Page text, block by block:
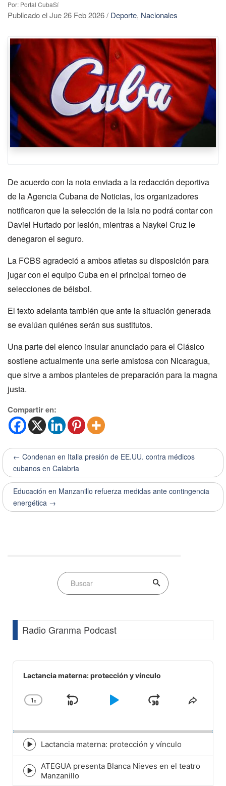
Por: Portal CubaSí
Publicado el Jue 26 Feb 2026/ Deporte, Nacionales
De acuerdo con la nota enviada a la redacción deportiva
de la Agencia Cubana de Noticias, los organizadores
notificaron que la selección de la isla no podrá contar con
Daviel Hurtado por lesión, mientras a Naykel Cruz le
denegaron el seguro.
La FCBS agradeció a ambos atletas su disposición para
jugar con el equipo Cuba en el principal torneo de
selecciones de béisbol.
El texto adelanta también que ante la situación generada
se evalúan quiénes serán sus sustitutos.
Una parte del elenco insular anunciado para el Clásico
sostiene actualmente una serie amistosa con Nicaragua,
que sirve a ambos planteles de preparación para la magna
justa.
Compartir en:
← Condenan en Italia presión de EE.UU. contra médicos
cubanos en Calabria
Educación en Manzanillo refuerza medidas ante contingencia
energética →
Radio Granma Podcast
Audio
Player
Lactancia materna: protección y vínculo
Change
1x
Skip
Play
JumpShare
Episode
play
icon
Lactancia materna: protección y vínculo
Episode
ATEGUA presenta Blanca Nieves en el teatro
Manzanillo